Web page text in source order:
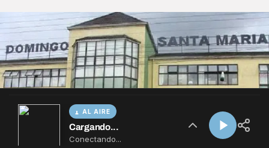
AL AIRE
Cargando...
Conectando...